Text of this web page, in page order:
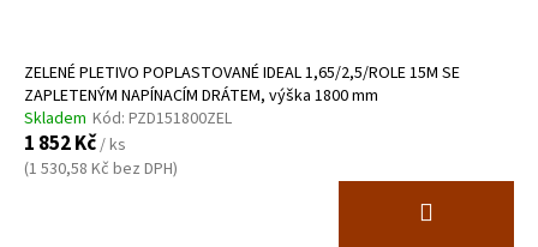
ZELENÉ PLETIVO POPLASTOVANÉ IDEAL 1,65/2,5/ROLE 15M SE
ZAPLETENÝM NAPÍNACÍM DRÁTEM, výška 1800 mm
Skladem Kód: PZD151800ZEL
1 852 Kč/ ks
(1 530,58 Kč bez DPH)